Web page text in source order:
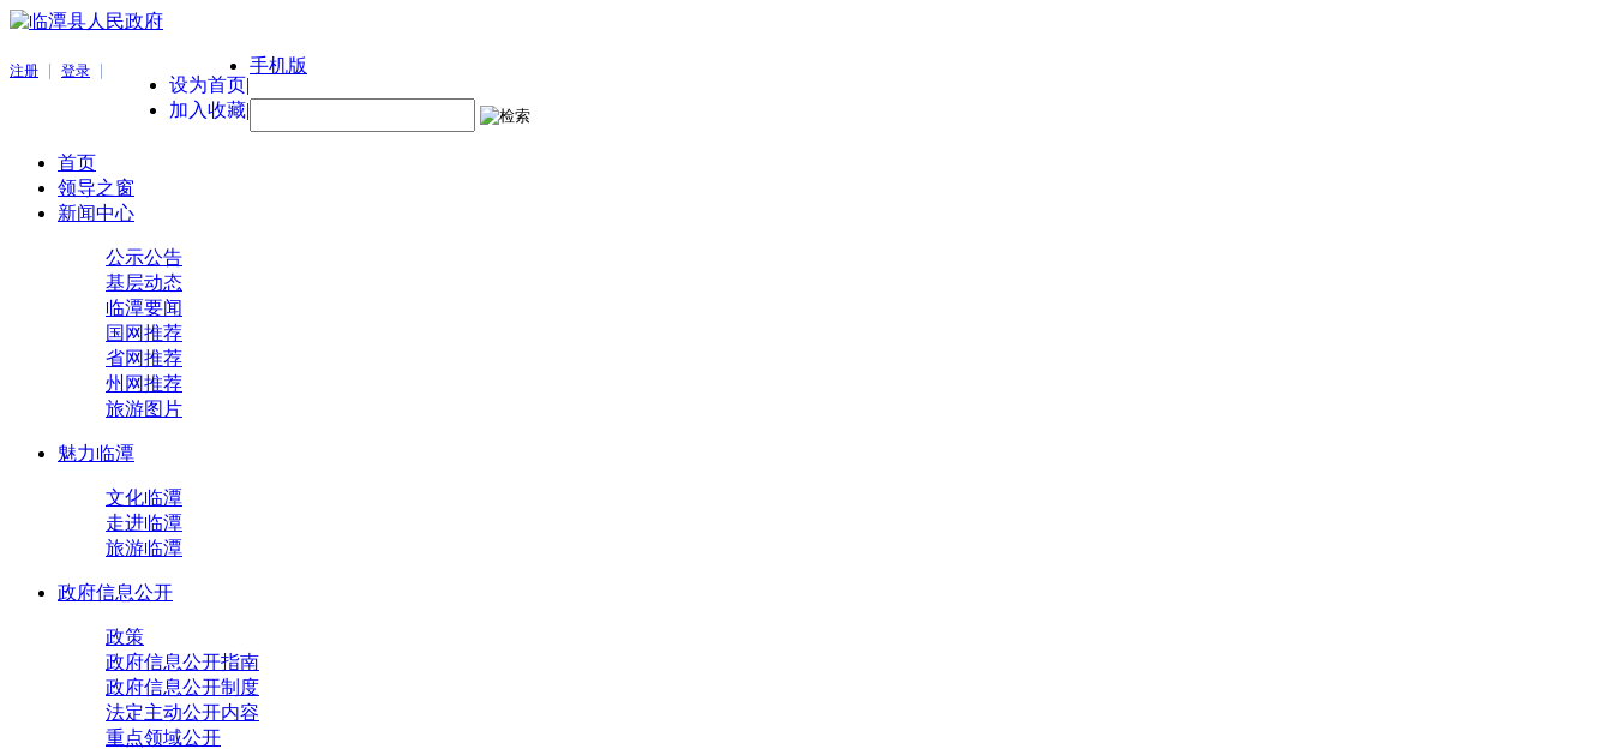
注册 登录
设为首页|
加入收藏|
手机版
首页
领导之窗
新闻中心
公示公告
基层动态
临潭要闻
国网推荐
省网推荐
州网推荐
旅游图片
魅力临潭
文化临潭
走进临潭
旅游临潭
政府信息公开
政策
政府信息公开指南
政府信息公开制度
法定主动公开内容
重点领域公开